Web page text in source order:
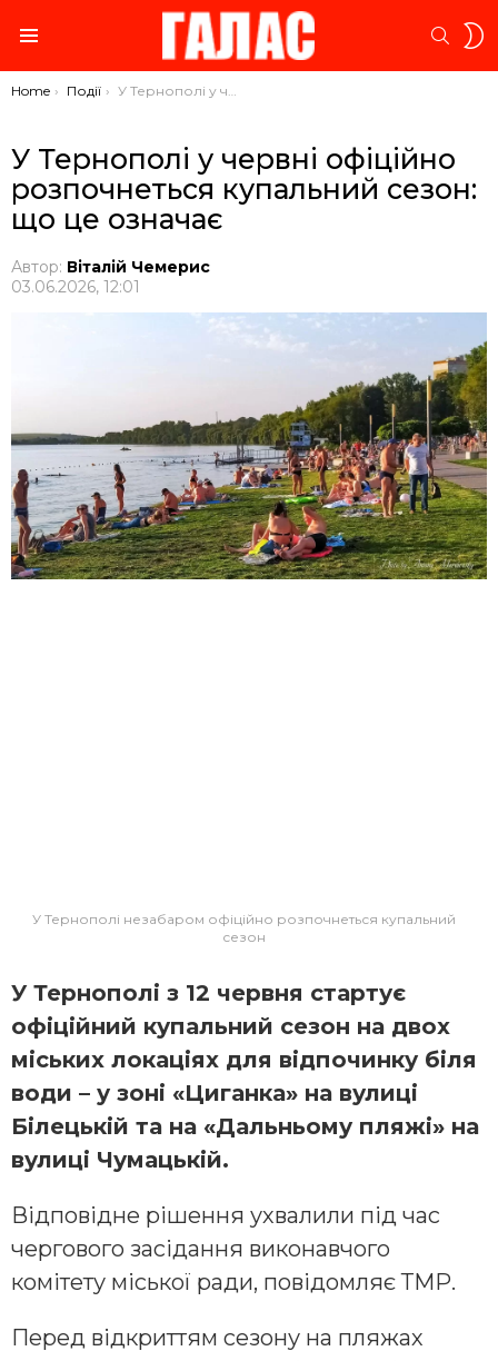
You are here:
Home Події У Тернополі у червні офіційно розпочнеться купальний сезон: що це означає
У Тернополі у червні офіційно
розпочнеться купальний сезон:
що це означає
Автор: Віталій Чемерис
03.06.2026, 12:01
У Тернополі незабаром офіційно розпочнеться купальний
сезон
У Тернополі з 12 червня стартує
офіційний купальний сезон на двох
міських локаціях для відпочинку біля
води – у зоні «Циганка» на вулиці
Білецькій та на «Дальньому пляжі» на
вулиці Чумацькій.
Відповідне рішення ухвалили під час
чергового засідання виконавчого
комітету міської ради, повідомляє ТМР.
Перед відкриттям сезону на пляжах